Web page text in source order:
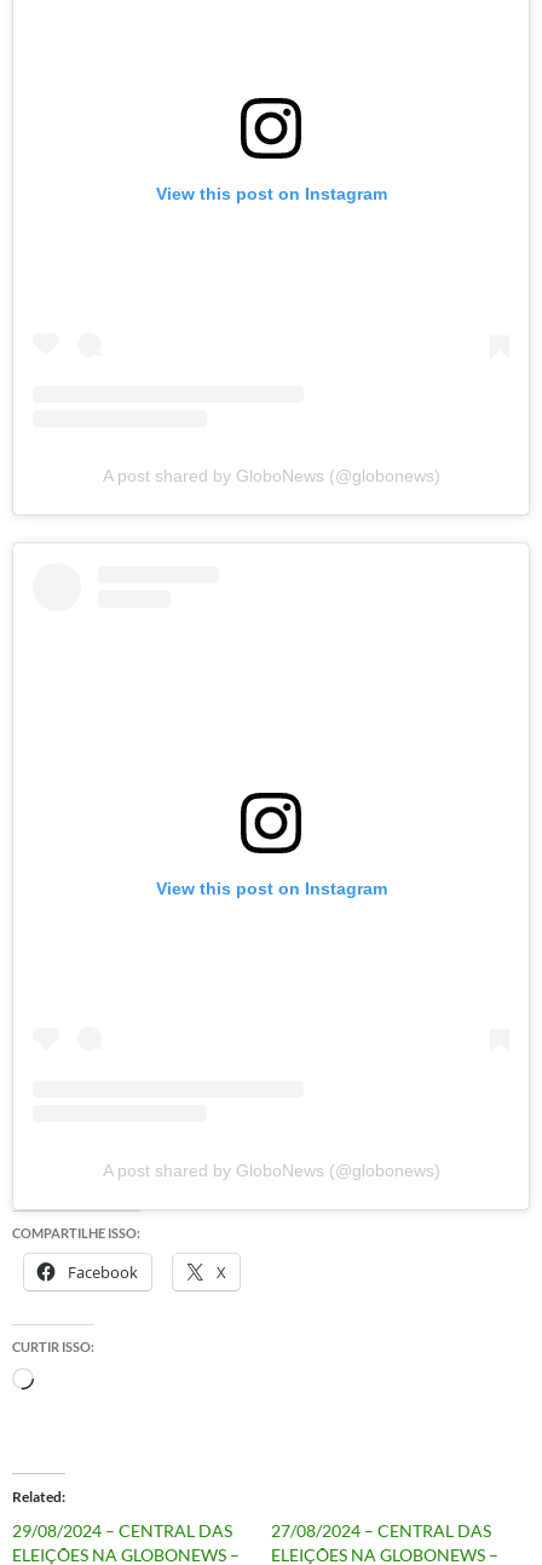
View this post on Instagram
A post shared by GloboNews (@globonews)
View this post on Instagram
A post shared by GloboNews (@globonews)
COMPARTILHE ISSO:
Facebook X
CURTIR ISSO:
Carregando...
Related
29/08/2024 – CENTRAL DAS
ELEIÇÕES NA GLOBONEWS –
27/08/2024 – CENTRAL DAS
ELEIÇÕES NA GLOBONEWS –